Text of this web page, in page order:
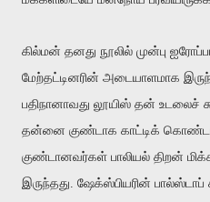
கில்மன் தனது நூலில் முன்பு
மேற்தட்டினரின் அடையாளமாக
பதிநானாவது லூயிஸ் தன் உடலைச்
தன்னை குண்டாக காட்டிக்
குண்டானவர்கள் பாலியல் திறன்
இருந்தது. ஷேக்ஸ்பியரின்